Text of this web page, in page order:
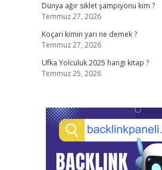
Dünya ağır sıklet şampiyonu kim ?
Temmuz 27, 2026
Koçari kimin yarı ne demek ?
Temmuz 27, 2026
Ufka Yolculuk 2025 hangi kitap ?
Temmuz 25, 2026